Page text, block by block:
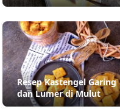
Resep Kastengel Garing
dan Lumer di Mulut